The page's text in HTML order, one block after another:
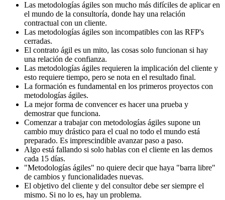
Las metodologías ágiles son mucho más difíciles de aplicar en
el mundo de la consultoría, donde hay una relación
contractual con un cliente.
Las metodologías ágiles son incompatibles con las RFP's
cerradas.
El contrato ágil es un mito, las cosas solo funcionan si hay
una relación de confianza.
Las metodologías ágiles requieren la implicación del cliente y
esto requiere tiempo, pero se nota en el resultado final.
La formación es fundamental en los primeros proyectos con
metodologías ágiles.
La mejor forma de convencer es hacer una prueba y
demostrar que funciona.
Comenzar a trabajar con metodologías ágiles supone un
cambio muy drástico para el cual no todo el mundo está
preparado. Es imprescindible avanzar paso a paso.
Algo está fallando si solo hablas con el cliente en las demos
cada 15 días.
"Metodologías ágiles" no quiere decir que haya "barra libre"
de cambios y funcionalidades nuevas.
El objetivo del cliente y del consultor debe ser siempre el
mismo. Si no lo es, hay un problema.